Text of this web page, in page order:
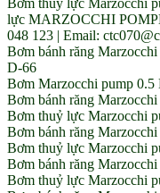
lực MARZOCCHI
048 123 | Email:
Bơm bánh răng
D-66
Bơm Marzocchi pump 0.5
Bơm bánh răng
Bơm thuỷ lực Marzocchi
Bơm bánh răng
Bơm thuỷ lực Marzocchi
Bơm bánh răng
Bơm thuỷ lực Marzocchi